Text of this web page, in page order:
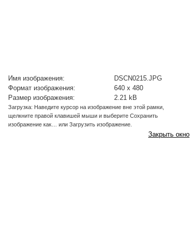
Имя изображения:
DSCN0215.JPG
Формат изображения:
640 x 480
Размер изображения:
2.21 kB
Загрузка: Наведите курсор на изображение вне этой рамки,
щелкните правой клавишей мыши и выберите Сохранить
изображение как… или Загрузить изображение.
Закрыть окно